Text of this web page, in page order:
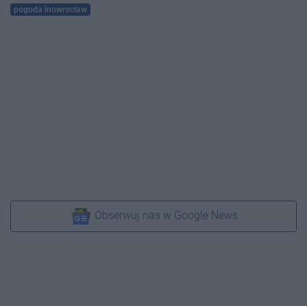
pogoda inowrocław
Obserwuj nas w Google News